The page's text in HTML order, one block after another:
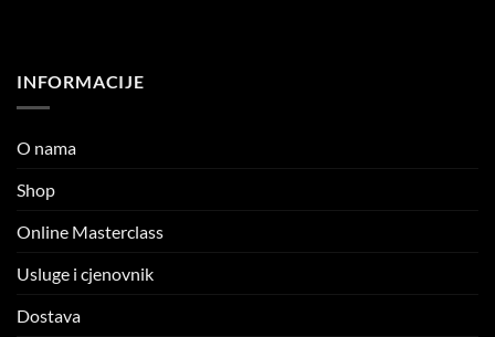
INFORMACIJE
O nama
Shop
Online Masterclass
Usluge i cjenovnik
Dostava